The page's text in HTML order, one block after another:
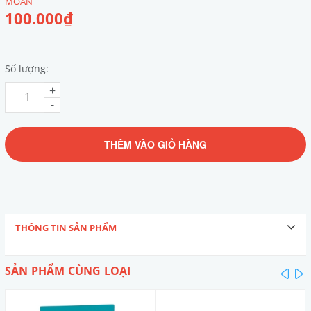
100.000₫
Số lượng:
-
+
THÊM VÀO GIỎ HÀNG
THÔNG TIN SẢN PHẨM
SẢN PHẨM CÙNG LOẠI